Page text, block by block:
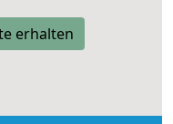
erhalten